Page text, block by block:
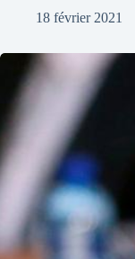
18 février 2021